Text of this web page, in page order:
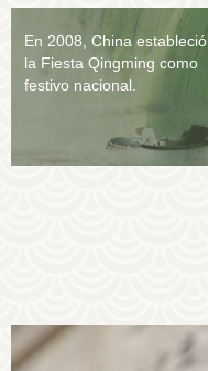
En 2008, China estableció
la Fiesta Qingming como
festivo nacional.